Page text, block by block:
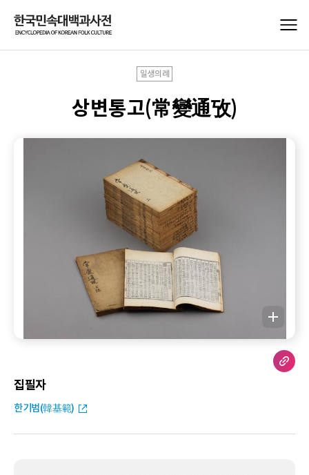
일생의례
상변통고(常變通攷)
집필자
한기범(韓基範)